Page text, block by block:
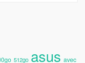
512go asus avec